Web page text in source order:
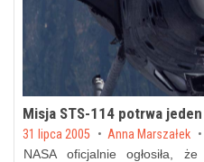
Misja STS-114 potrwa
Posted on
31 lipca 2005 by Anna Marszałek
NASA oficjalnie ogłosiła,